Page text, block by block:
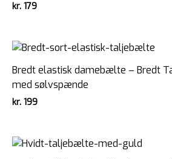
kr. 179
Bredt elastisk damebælte – Bredt
med sølvspænde
kr. 199